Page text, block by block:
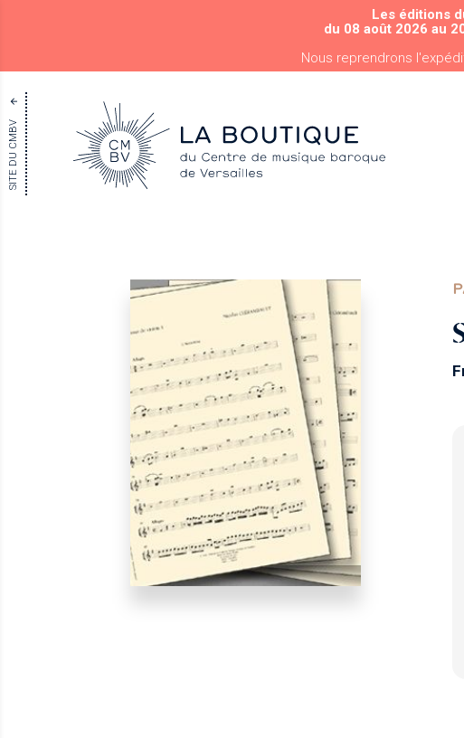
Les éditions
du 08 août 2026 au
Nous reprendrons
SITE DU CMBV